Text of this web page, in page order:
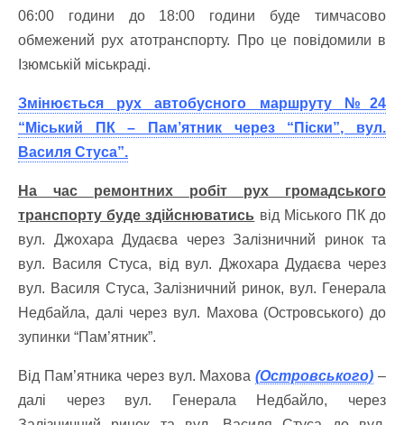
06:00 години до 18:00 години буде тимчасово
обмежений рух атотранспорту. Про це повідомили в
Ізюмській міськраді.
Змінюється рух автобусного маршруту №24
“Міський ПК – Пам’ятник через “Піски”, вул.
Василя Стуса”.
На час ремонтних робіт рух громадського
транспорту буде здійснюватись від Міського ПК до
вул. Джохара Дудаєва через Залізничний ринок та
вул. Василя Стуса, від вул. Джохара Дудаєва через
вул. Василя Стуса, Залізничний ринок, вул. Генерала
Недбайла, далі через вул. Махова (Островського) до
зупинки “Пам’ятник”.
Від Пам’ятника через вул. Махова(Островського) –
далі через вул. Генерала Недбайло, через